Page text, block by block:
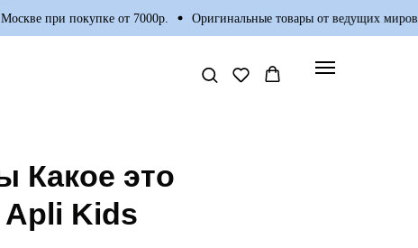
при покупке от 7000р. Оригинальные товары от ведущих мировых
Какое это
Kids